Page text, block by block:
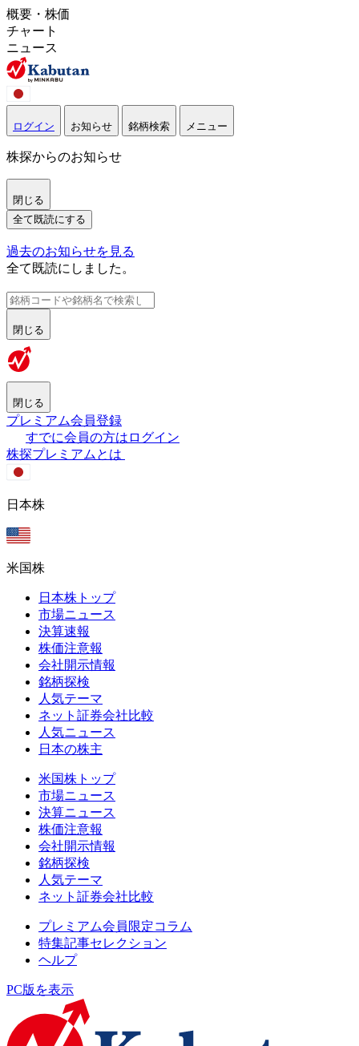
概要・株価
チャート
ニュース
ログイン お知らせ 銘柄検索 メニュー
株探からのお知らせ
閉じる
全て既読にする
過去のお知らせを見る
全て既読にしました。
閉じる
閉じる
プレミアム会員登録
すでに会員の方はログイン
株探プレミアムとは
日本株
米国株
日本株トップ
市場ニュース
決算速報
株価注意報
会社開示情報
銘柄探検
人気テーマ
ネット証券会社比較
人気ニュース
日本の株主
米国株トップ
市場ニュース
決算ニュース
株価注意報
会社開示情報
銘柄探検
人気テーマ
ネット証券会社比較
プレミアム会員限定コラム
特集記事セレクション
ヘルプ
PC版を表示